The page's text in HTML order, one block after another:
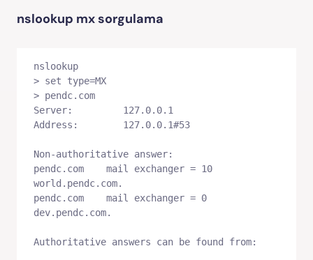
nslookup mx sorgulama
nslookup
> set type=MX
> pendc.com
Server:         127.0.0.1
Address:        127.0.0.1#53
Non-authoritative answer:
pendc.com    mail exchanger = 10
world.pendc.com.
pendc.com    mail exchanger = 0
dev.pendc.com.
Authoritative answers can be found from: